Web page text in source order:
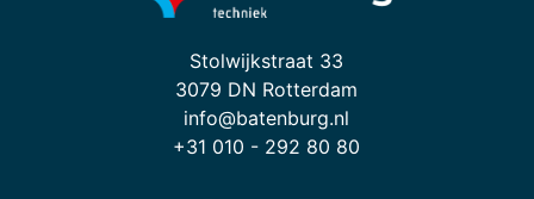
Stolwijkstraat 33
3079 DN Rotterdam
info@batenburg.nl
+31 010 - 292 80 80